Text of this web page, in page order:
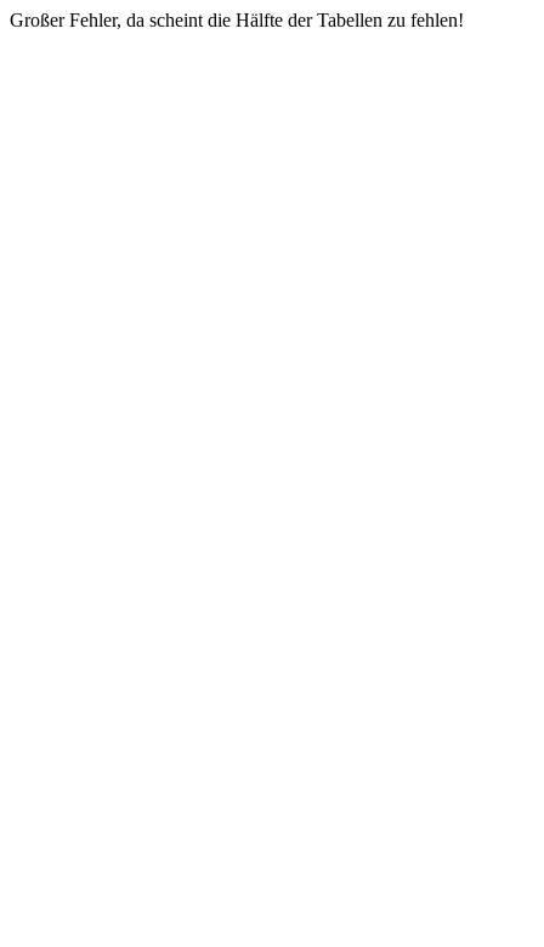
Großer Fehler, da scheint die Hälfte der Tabellen zu fehlen!